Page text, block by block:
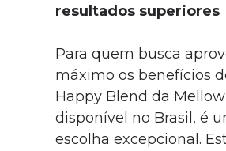
resultados superiores
Para quem busca
máximo os benefícios
Happy Blend da
disponível no Brasil, é
escolha excepcional.